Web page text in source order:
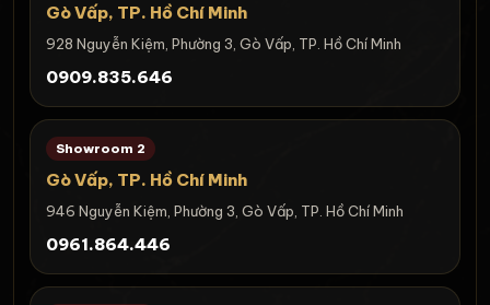
Gò Vấp, TP. Hồ Chí Minh
928 Nguyễn Kiệm, Phường 3, Gò Vấp, TP. Hồ Chí Minh
0909.835.646
Showroom 2
Gò Vấp, TP. Hồ Chí Minh
946 Nguyễn Kiệm, Phường 3, Gò Vấp, TP. Hồ Chí Minh
0961.864.446